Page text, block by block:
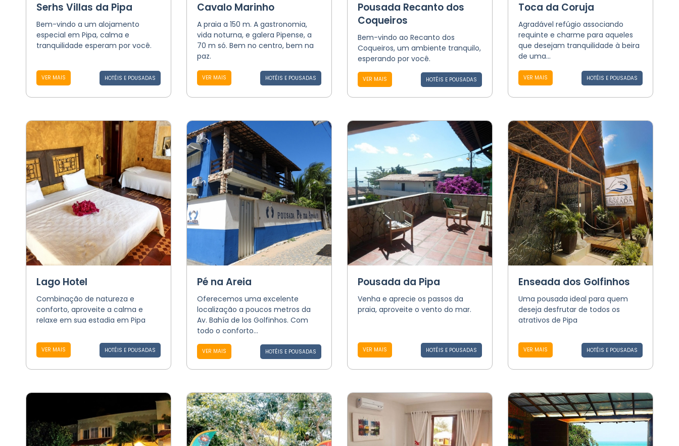
Serhs Villas da Pipa
Bem-vindo a um alojamento
especial em Pipa, calma e
tranquilidade esperam por você.
VER MAIS HOTÉIS E POUSADAS
Cavalo Marinho
A praia a 150 m. A gastronomia,
vida noturna, e galera Pipense, a
70 m só. Bem no centro, bem na
paz.
VER MAIS HOTÉIS E POUSADAS
Pousada Recanto dos
Coqueiros
Bem-vindo ao Recanto dos
Coqueiros, um ambiente tranquilo,
esperando por você.
VER MAIS HOTÉIS E POUSADAS
Toca da Coruja
Agradável refúgio associando
requinte e charme para aqueles
que desejam tranquilidade à beira
de uma...
VER MAIS HOTÉIS E POUSADAS
Lago Hotel
Combinação de natureza e
conforto, aproveite a calma e
relaxe em sua estadia em Pipa
VER MAIS HOTÉIS E POUSADAS
Pé na Areia
Oferecemos uma excelente
localização a poucos metros da
Av. Bahía de los Golfinhos. Com
todo o conforto...
VER MAIS HOTÉIS E POUSADAS
Pousada da Pipa
Venha e aprecie os passos da
praia, aproveite o vento do mar.
VER MAIS HOTÉIS E POUSADAS
Enseada dos Golfinhos
Uma pousada ideal para quem
deseja desfrutar de todos os
atrativos de Pipa
VER MAIS HOTÉIS E POUSADAS